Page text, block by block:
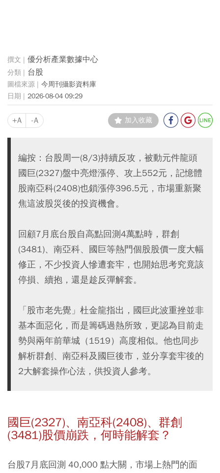
優分析產業數據中心
台股
今周刊攝影資料庫
2026-08-04 09:29
+A -A 加入收藏
編按：台股周一(8/3)持續反攻，被動元件龍頭
國巨(2327)盤中亮燈漲停、攻上552元，記憶體
股南亞科(2408)也鎖漲停396.5元，市場重新聚
焦這波股災後的投資機會。
回顧7月底台股自高點回測4萬點時，群創
(3481)、南亞科、國巨等熱門個股股價一度大幅
修正，不少投資人慘遭套牢，也開始思考究竟該
停損、續抱，還是趁反彈解套。
「股市老先覺」杜金龍指出，國巨此波重挫並非
基本面惡化，而是籌碼過熱所致，更認為目前走
勢與兩年前華城（1519）高度相似。他也同步
解析群創、南亞科及國巨後市，並分享套牢後的
2大解套操作心法，供投資人參考。
國巨(2327)、南亞科(2408)、群創
(3481)股價崩跌，何時能解套？
台股7月底回測 40,000 點大關，市場上熱門的面